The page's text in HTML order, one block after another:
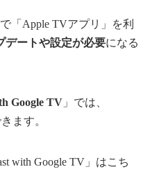
で「Apple TVアプリ」を利
デートや設定が必要になる
Google TV 」では、
ます。
with Google TV」はこち